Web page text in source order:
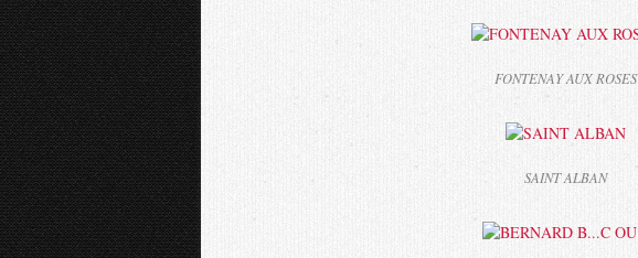
FONTENAY AUX ROSES
SAINT ALBAN